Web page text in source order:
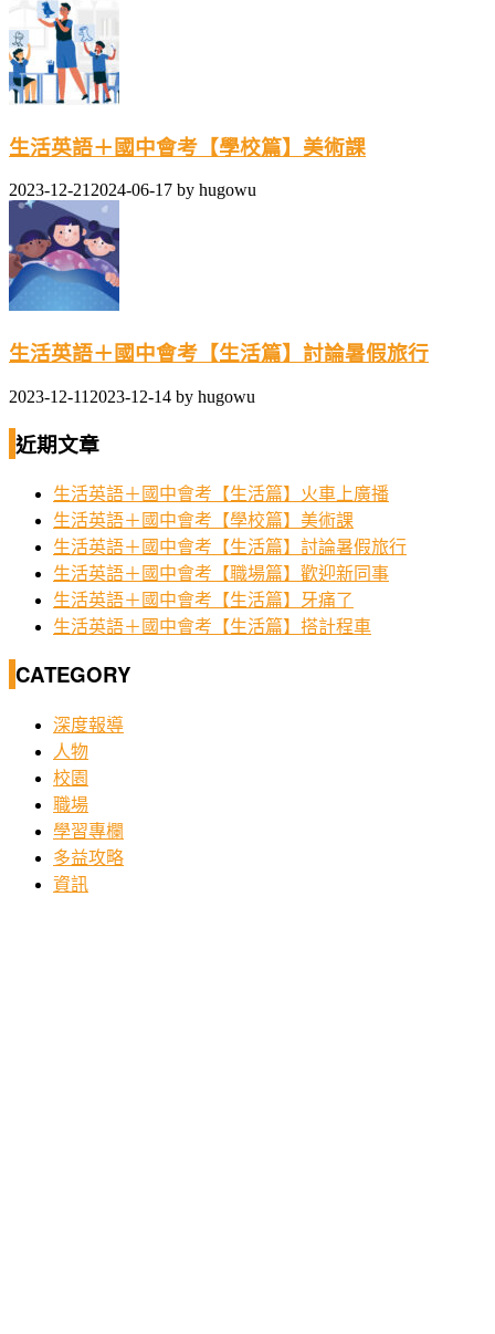
生活英語＋國中會考【學校篇】美術課
2023-12-212024-06-17 by hugowu
生活英語＋國中會考【生活篇】討論暑假旅行
2023-12-11 2023-12-14 by hugowu
近期文章
生活英語＋國中會考【生活篇】火車上廣播
生活英語＋國中會考【學校篇】美術課
生活英語＋國中會考【生活篇】討論暑假旅行
生活英語＋國中會考【職場篇】歡迎新同事
生活英語＋國中會考【生活篇】牙痛了
生活英語＋國中會考【生活篇】搭計程車
CATEGORY
深度報導
人物
校園
職場
學習專欄
多益攻略
資訊